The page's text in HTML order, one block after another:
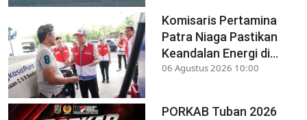
Komisaris Pertamina
Patra Niaga Pastikan
Keandalan Energi di...
06 Agustus 2026 10:00
PORKAB Tuban 2026